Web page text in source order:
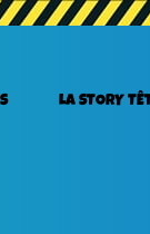
LA STORY